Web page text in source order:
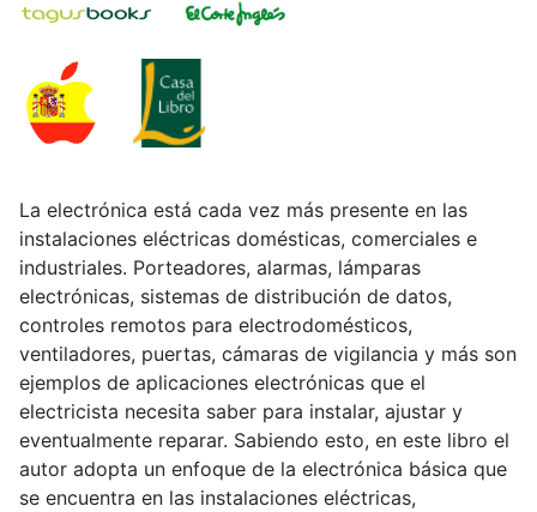
La electrónica está cada vez más presente en las
instalaciones eléctricas domésticas, comerciales e
industriales. Porteadores, alarmas, lámparas
electrónicas, sistemas de distribución de datos,
controles remotos para electrodomésticos,
ventiladores, puertas, cámaras de vigilancia y más son
ejemplos de aplicaciones electrónicas que el
electricista necesita saber para instalar, ajustar y
eventualmente reparar. Sabiendo esto, en este libro el
autor adopta un enfoque de la electrónica básica que
se encuentra en las instalaciones eléctricas,